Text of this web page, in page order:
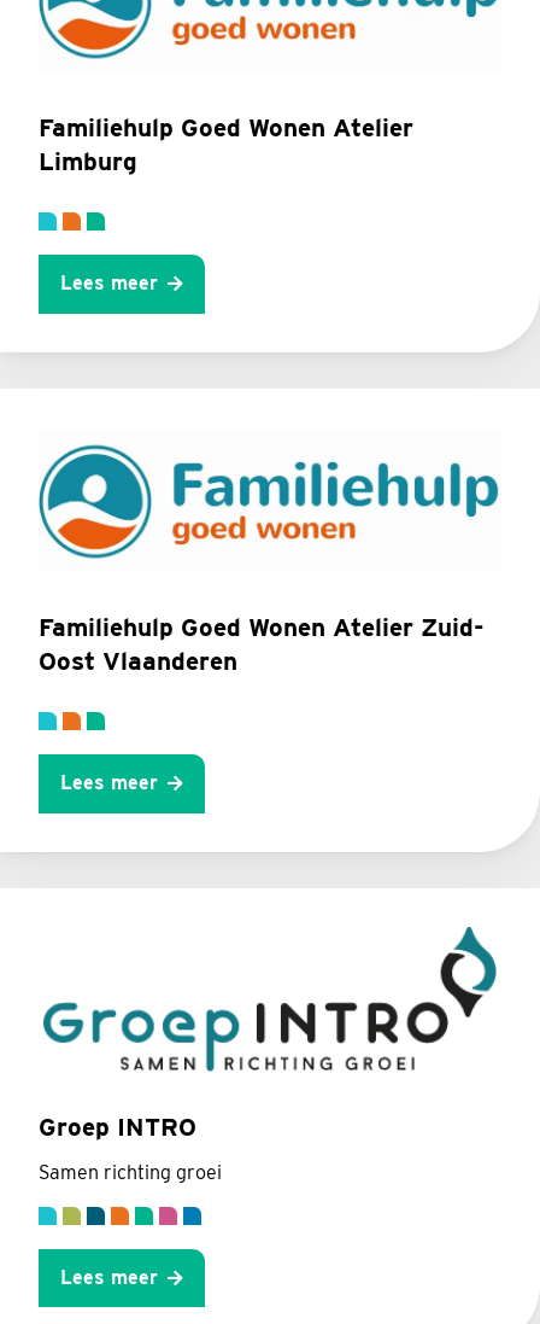
Familiehulp Goed Wonen Atelier
Limburg
Lees meer
Familiehulp Goed Wonen Atelier Zuid-
Oost Vlaanderen
Lees meer
Groep INTRO
Samen richting groei
Lees meer